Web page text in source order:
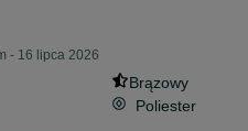
- 16 lipca 2026
Brązowy
Poliester